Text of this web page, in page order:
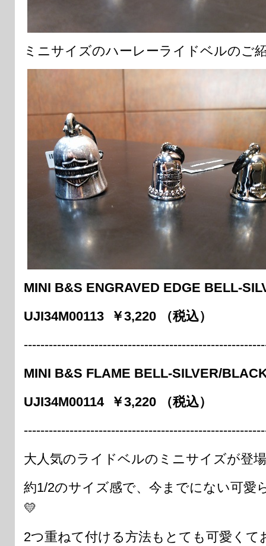
ミニサイズのハーレーライドベルのご
MINI B&S ENGRAVED EDGE BELL-
UJI34M00113 ￥3,220 （税込）
MINI B&S FLAME BELL-SILVER/
UJI34M00114 ￥3,220 （税込）
大人気のライドベルのミニサイズが登
約1/2のサイズ感で、今までにない可愛
💛
2つ重ねて付ける方法もとても可愛くて